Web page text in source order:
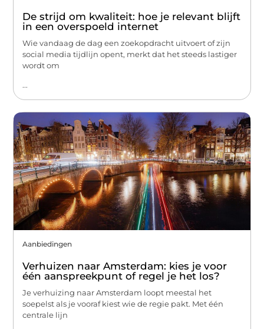
De strijd om kwaliteit: hoe je relevant blijft
in een overspoeld internet
Wie vandaag de dag een zoekopdracht uitvoert of zijn
social media tijdlijn opent, merkt dat het steeds lastiger
wordt om
...
Aanbiedingen
Verhuizen naar Amsterdam: kies je voor
één aanspreekpunt of regel je het los?
Je verhuizing naar Amsterdam loopt meestal het
soepelst als je vooraf kiest wie de regie pakt. Met één
centrale lijn